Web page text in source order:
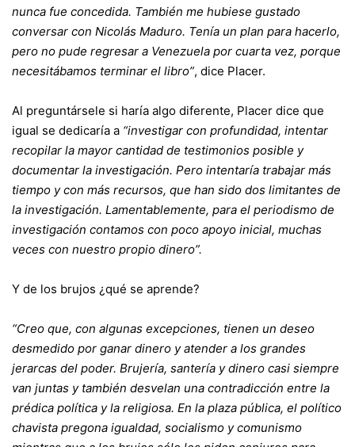
nunca fue concedida. También me hubiese gustado
conversar con Nicolás Maduro. Tenía un plan para hacerlo,
pero no pude regresar a Venezuela por cuarta vez, porque
necesitábamos terminar el libro”, dice Placer.
Al preguntársele si haría algo diferente, Placer dice que
igual se dedicaría a “investigar con profundidad, intentar
recopilar la mayor cantidad de testimonios posible y
documentar la investigación. Pero intentaría trabajar más
tiempo y con más recursos, que han sido dos limitantes de
la investigación. Lamentablemente, para el periodismo de
investigación contamos con poco apoyo inicial, muchas
veces con nuestro propio dinero”.
Y de los brujos ¿qué se aprende?
“Creo que, con algunas excepciones, tienen un deseo
desmedido por ganar dinero y atender a los grandes
jerarcas del poder. Brujería, santería y dinero casi siempre
van juntas y también desvelan una contradicción entre la
prédica política y la religiosa. En la plaza pública, el político
chavista pregona igualdad, socialismo y comunismo